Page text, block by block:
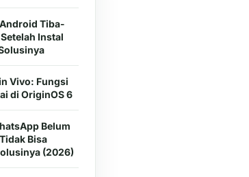
Tiba-
Instal
Vivo: Fungsi
di OriginOS 6
Belum
Bisa
(2026)